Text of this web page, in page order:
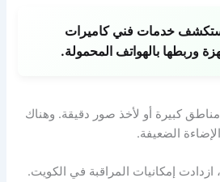
خدمات فني كاميرات
وربطها بالهواتف المحمولة.
كبيرة أو لأخذ صور دقيقة. وهناك
الضعيفة.
ازدادت إمكانيات المراقبة في الكويت.